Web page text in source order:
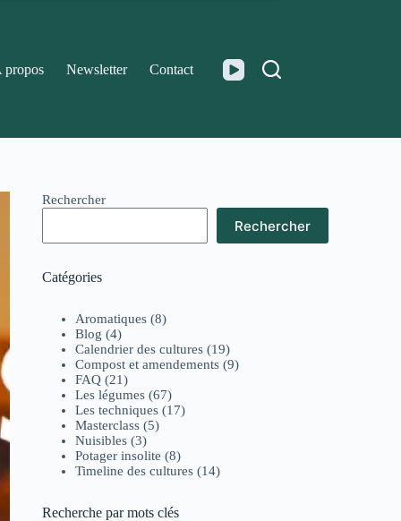
propos Newsletter Contact
Rechercher
Rechercher
Catégories
Aromatiques (8)
Blog (4)
Calendrier des cultures (19)
Compost et amendements (9)
FAQ (21)
Les légumes (67)
Les techniques (17)
Masterclass (5)
Nuisibles (3)
Potager insolite (8)
Timeline des cultures (14)
Recherche par mots clés